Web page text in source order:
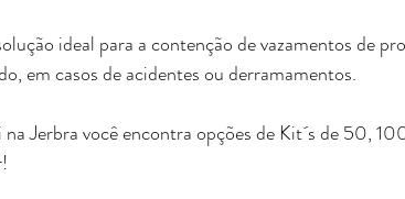
ideal para a contenção de vazamentos de
em casos de acidentes ou derramamentos.
Jerbra você encontra opções de Kit´s de 50,